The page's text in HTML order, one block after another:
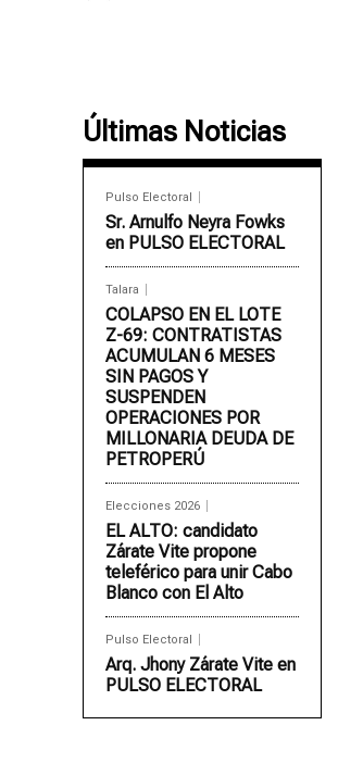
Últimas Noticias
Pulso Electoral
Sr. Arnulfo Neyra Fowks
en PULSO ELECTORAL
Talara
COLAPSO EN EL LOTE
Z-69: CONTRATISTAS
ACUMULAN 6 MESES
SIN PAGOS Y
SUSPENDEN
OPERACIONES POR
MILLONARIA DEUDA DE
PETROPERÚ
Elecciones 2026
EL ALTO: candidato
Zárate Vite propone
teleférico para unir Cabo
Blanco con El Alto
Pulso Electoral
Arq. Jhony Zárate Vite en
PULSO ELECTORAL